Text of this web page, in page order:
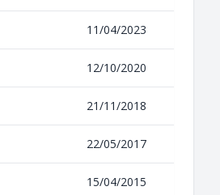
11/04/2023
12/10/2020
21/11/2018
22/05/2017
15/04/2015